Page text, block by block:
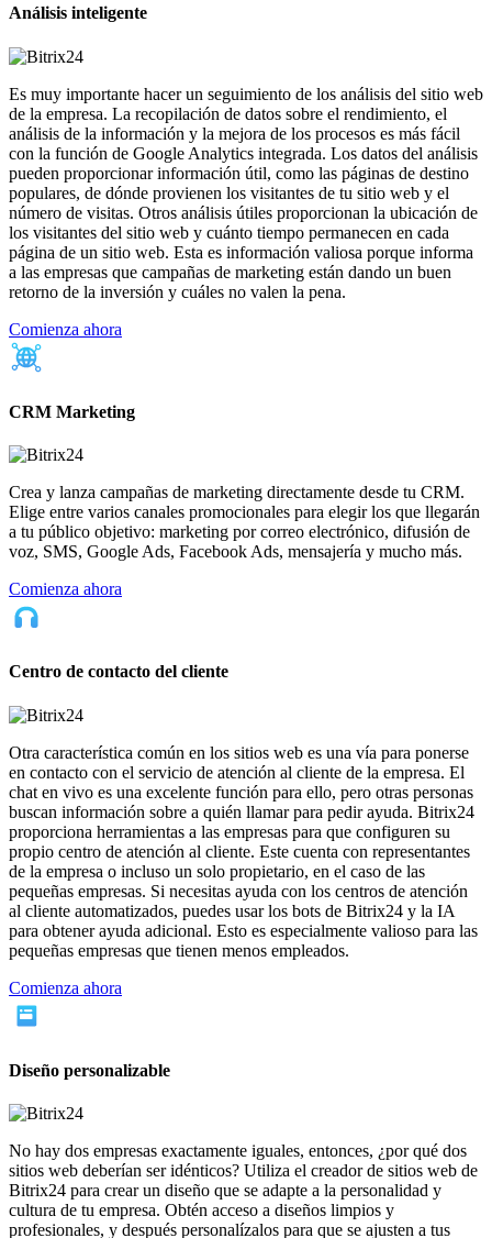
Análisis inteligente
Es muy importante hacer un seguimiento de los análisis del sitio web
de la empresa. La recopilación de datos sobre el rendimiento, el
análisis de la información y la mejora de los procesos es más fácil
con la función de Google Analytics integrada. Los datos del análisis
pueden proporcionar información útil, como las páginas de destino
populares, de dónde provienen los visitantes de tu sitio web y el
número de visitas. Otros análisis útiles proporcionan la ubicación de
los visitantes del sitio web y cuánto tiempo permanecen en cada
página de un sitio web. Esta es información valiosa porque informa
a las empresas que campañas de marketing están dando un buen
retorno de la inversión y cuáles no valen la pena.
Comienza ahora
CRM Marketing
Crea y lanza campañas de marketing directamente desde tu CRM.
Elige entre varios canales promocionales para elegir los que llegarán
a tu público objetivo: marketing por correo electrónico, difusión de
voz, SMS, Google Ads, Facebook Ads, mensajería y mucho más.
Comienza ahora
Centro de contacto del cliente
Otra característica común en los sitios web es una vía para ponerse
en contacto con el servicio de atención al cliente de la empresa. El
chat en vivo es una excelente función para ello, pero otras personas
buscan información sobre a quién llamar para pedir ayuda. Bitrix24
proporciona herramientas a las empresas para que configuren su
propio centro de atención al cliente. Este cuenta con representantes
de la empresa o incluso un solo propietario, en el caso de las
pequeñas empresas. Si necesitas ayuda con los centros de atención
al cliente automatizados, puedes usar los bots de Bitrix24 y la IA
para obtener ayuda adicional. Esto es especialmente valioso para las
pequeñas empresas que tienen menos empleados.
Comienza ahora
Diseño personalizable
No hay dos empresas exactamente iguales, entonces, ¿por qué dos
sitios web deberían ser idénticos? Utiliza el creador de sitios web de
Bitrix24 para crear un diseño que se adapte a la personalidad y
cultura de tu empresa. Obtén acceso a diseños limpios y
profesionales, y después personalízalos para que se ajusten a tus